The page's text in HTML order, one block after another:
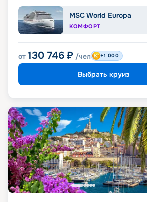
MSC World Europa
КОМФОРТ
от 130 746 ₽ /чел +1 000
Выбрать круиз